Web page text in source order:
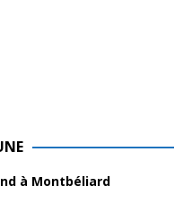
à Montbéliard